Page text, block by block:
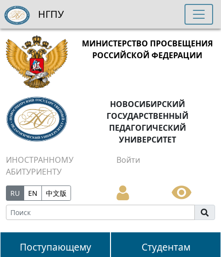
МИНИСТЕРСТВО ПРОСВЕЩЕНИЯ
РОССИЙСКОЙ ФЕДЕРАЦИИ
НОВОСИБИРСКИЙ
ГОСУДАРСТВЕННЫЙ
ПЕДАГОГИЧЕСКИЙ
УНИВЕРСИТЕТ
ИНОСТРАННОМУ
АБИТУРИЕНТУ
Войти
RU EN 中文版
Поступающему Студентам
НГПУ